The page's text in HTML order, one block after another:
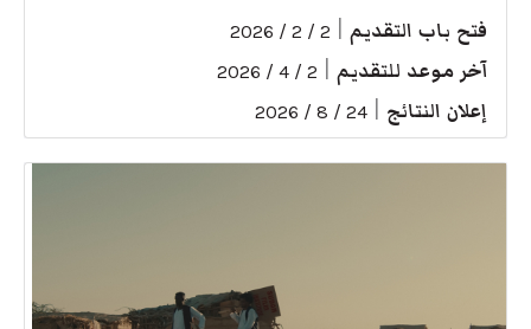
فتح باب التقديم 2 / 2 / 2026
آخر موعد للتقديم 2 / 4 / 2026
إعلان النتائج 24 / 8 / 2026